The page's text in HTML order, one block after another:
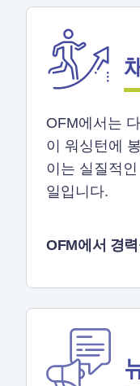
OFM에서는
이 워싱턴에
이는 실질적
일입니다.
OFM에서 경